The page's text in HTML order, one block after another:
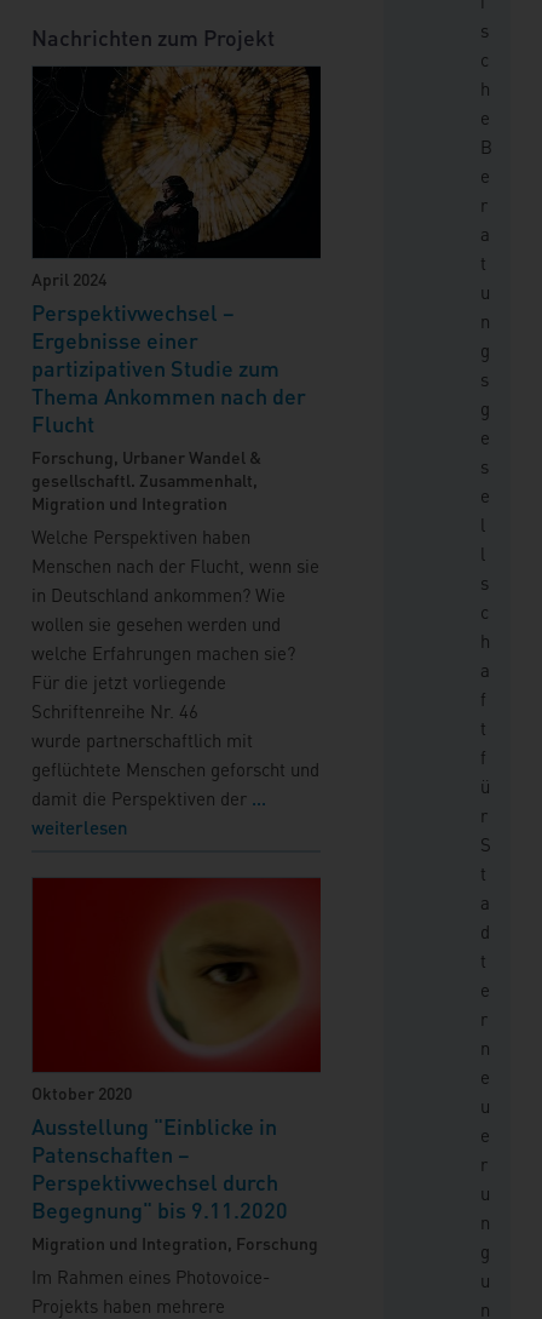
Nachrichten zum Projekt
April 2024
Perspektivwechsel –
Ergebnisse einer
partizipativen Studie zum
Thema Ankommen nach der
Flucht
Forschung, Urbaner Wandel &
gesellschaftl. Zusammenhalt,
Migration und Integration
Welche Perspektiven haben
Menschen nach der Flucht, wenn sie
in Deutschland ankommen? Wie
wollen sie gesehen werden und
welche Erfahrungen machen sie?
Für die jetzt vorliegende
Schriftenreihe Nr. 46
wurde partnerschaftlich mit
geflüchtete Menschen geforscht und
damit die Perspektiven der ...
weiterlesen
Oktober 2020
Ausstellung "Einblicke in
Patenschaften –
Perspektivwechsel durch
Begegnung" bis 9.11.2020
Migration und Integration, Forschung
Im Rahmen eines Photovoice-
Projekts haben mehrere
s
c
h
e
B
e
r
a
t
u
n
g
s
g
e
s
e
l
l
s
c
h
a
f
t
f
ü
r
S
t
a
d
t
e
r
n
e
u
e
r
u
n
g
u
n